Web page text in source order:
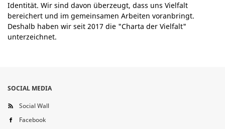
Identität. Wir sind davon überzeugt, dass uns Vielfalt
bereichert und im gemeinsamen Arbeiten voranbringt.
Deshalb haben wir seit 2017 die "Charta der Vielfalt"
unterzeichnet.
SOCIAL MEDIA
Social Wall
Facebook